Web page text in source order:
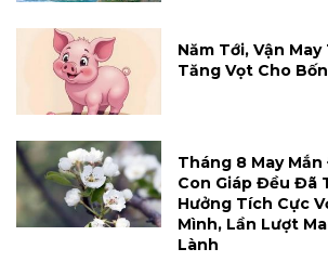
Năm Tới, Vận
Tăng Vọt Cho
Tháng 8 May Mắn
Con Giáp Đều Đã
Hưởng Tích Cực
Mình, Lần Lượt
Lành